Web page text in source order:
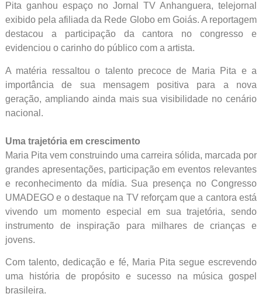
Pita ganhou espaço no Jornal TV Anhanguera, telejornal
exibido pela afiliada da Rede Globo em Goiás. A reportagem
destacou a participação da cantora no congresso e
evidenciou o carinho do público com a artista.
A matéria ressaltou o talento precoce de Maria Pita e a
importância de sua mensagem positiva para a nova
geração, ampliando ainda mais sua visibilidade no cenário
nacional.
Uma trajetória em crescimento
Maria Pita vem construindo uma carreira sólida, marcada por
grandes apresentações, participação em eventos relevantes
e reconhecimento da mídia. Sua presença no Congresso
UMADEGO e o destaque na TV reforçam que a cantora está
vivendo um momento especial em sua trajetória, sendo
instrumento de inspiração para milhares de crianças e
jovens.
Com talento, dedicação e fé, Maria Pita segue escrevendo
uma história de propósito e sucesso na música gospel
brasileira.